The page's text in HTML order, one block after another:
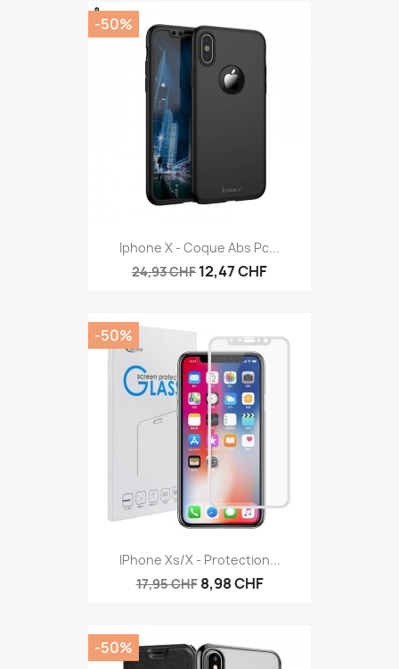
Iphone X - Coque Abs Pc...
24,93 CHF 12,47 CHF
-50%
IPhone Xs/X - Protection...
17,95 CHF 8,98 CHF
-50%
-50%